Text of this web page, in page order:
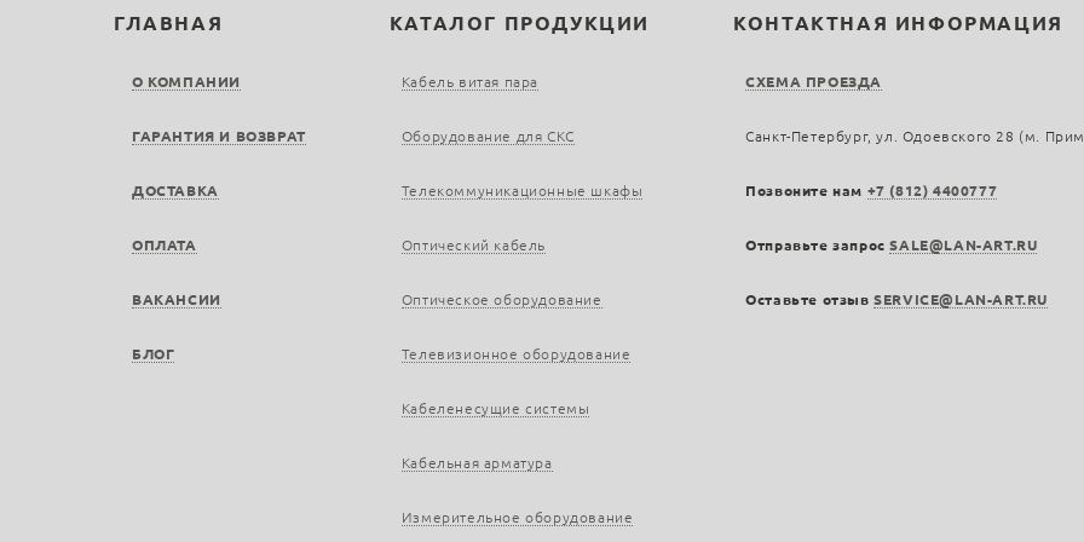
ГЛАВНАЯ
О КОМПАНИИ
ГАРАНТИЯ И ВОЗВРАТ
ДОСТАВКА
ОПЛАТА
ВАКАНСИИ
БЛОГ
КАТАЛОГ ПРОДУКЦИИ
Кабель витая пара
Оборудование для СКС
Телекоммуникационные шкафы
Оптический кабель
Оптическое оборудование
Телевизионное оборудование
Кабеленесущие системы
Кабельная арматура
Измерительное оборудование
КОНТАКТНАЯ ИНФОРМАЦИЯ
СХЕМА ПРОЕЗДА
Санкт-Петербург, ул. Одоевского 28 (м.
Позвоните нам +7 (812) 4400777
Отправьте запросSALE@LAN-ART.RU
Оставьте отзывSERVICE@LAN-ART.RU